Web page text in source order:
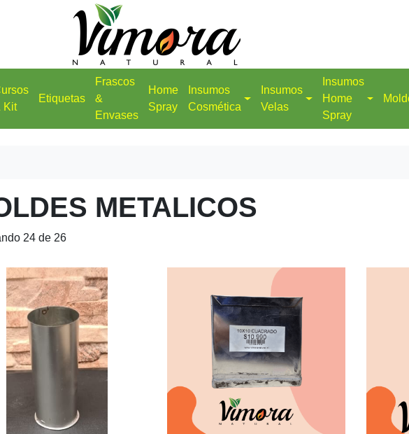
Kit
Etiquetas
Frascos
&
Envases
Home
Spray
Insumos
Cosmética
Insumos
Velas
Insumos
Home
Spray
METALICOS
24 de 26